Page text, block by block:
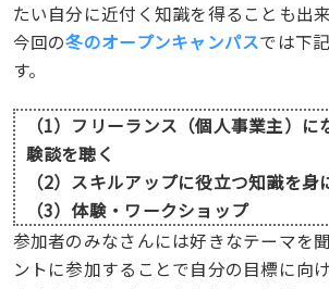
たい自分に近付く知識を得ることも出来
今回の冬のオープンキャンパスでは下
す。
（1）フリーランス（個人事業主）
験談を聴く
（2）スキルアップに役立つ知識を身
（3）体験・ワークショップ
参加者のみなさんには好きなテーマを
ントに参加することで自分の目標に向